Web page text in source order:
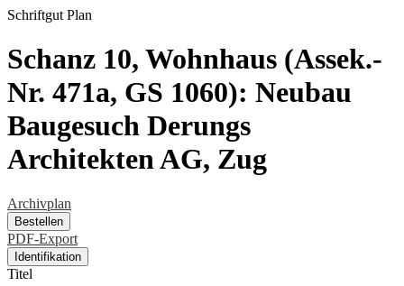
Schriftgut Plan
Schanz 10, Wohnhaus (Assek.-
Nr. 471a, GS 1060): Neubau
Baugesuch Derungs
Architekten AG, Zug
Archivplan
Bestellen
PDF-Export
Identifikation
Titel